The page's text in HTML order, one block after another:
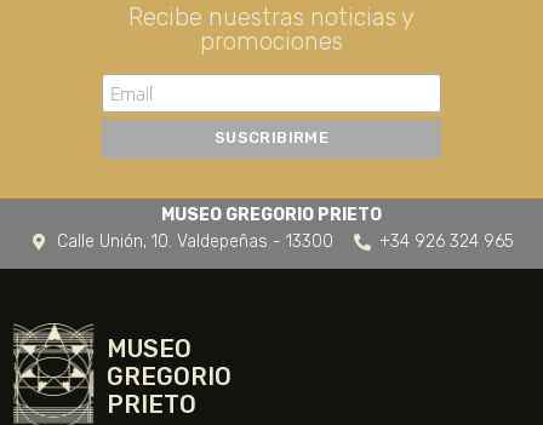
FUNDACIÓN
NOTICIAS
Recibe nuestras noticias y
promociones
MUSEO GREGORIO PRIETO
Calle Unión, 10. Valdepeñas - 13300
+34 926 324 965
MUSEO
GREGORIO
PRIETO